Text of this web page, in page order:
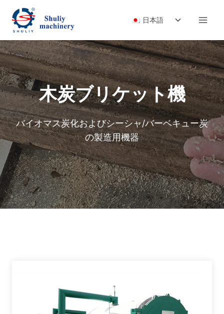
ス
キ
ッ
プ
日本語
子
ニ
ュ
ー
を
切
り
替
え
る
木炭ブリケット機
バイオマス炭化およびシーシャ/バーベキュー炭
の製造用機器